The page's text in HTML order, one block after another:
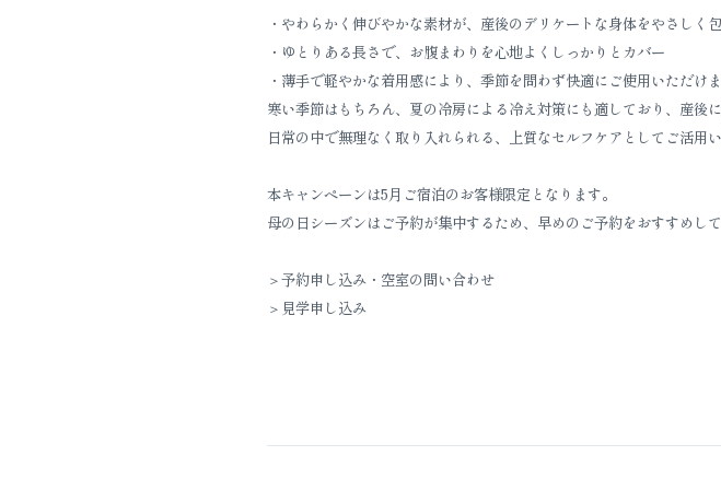
・やわらかく伸びやかな素材が、産後のデリケートな身体をやさしく
・ゆとりある長さで、お腹まわりを心地よくしっかりとカバー
・薄手で軽やかな着用感により、季節を問わず快適にご使用いただけ
寒い季節はもちろん、夏の冷房による冷え対策にも適しており、産後
日常の中で無理なく取り入れられる、上質なセルフケアとしてご活用い
本キャンペーンは5月ご宿泊のお客様限定となります。
母の日シーズンはご予約が集中するため、早めのご予約をおすすめして
＞予約申し込み・空室の問い合わせ
＞見学申し込み